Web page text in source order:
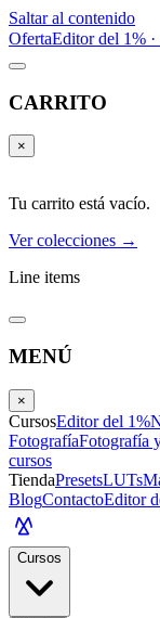
Saltar al contenido
OfertaEditor del 1%
CARRITO
×
Tu carrito está vacío.
Ver colecciones →
Line items
MENÚ
×
CursosEditor del 1%
FotografíaFotografía
cursos
TiendaPresetsLUTs
BlogContactoEditor
Cursos